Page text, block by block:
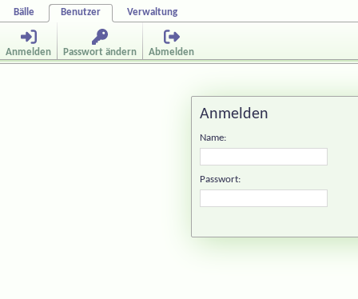
Bälle Benutzer Verwaltung
Anmelden Passwort ändern Abmelden
Anmelden
Name:
Passwort: